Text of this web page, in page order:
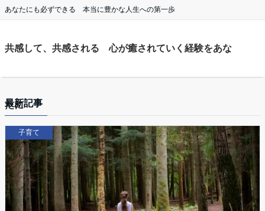
あなたにも必ずできる 本当に豊かな人生への第一歩
共感して、共感される 心が癒されていく経験をあな
たに
最新記事
子育て